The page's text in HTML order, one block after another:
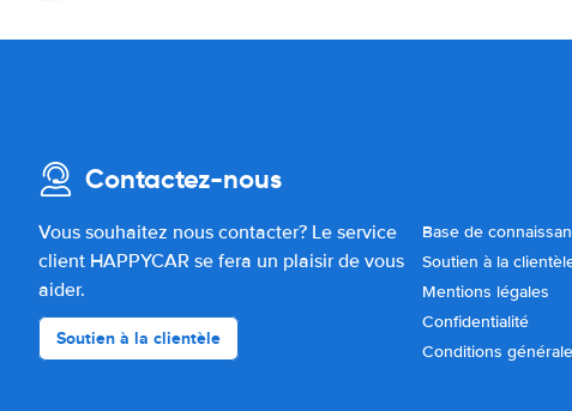
Contactez-nous
Vous souhaitez nous contacter? Le service
client HAPPYCAR se fera un plaisir de vous
aider.
Soutien à la clientèle
Base de
Soutien à la
Mentions légales
Confidentialité
Conditions